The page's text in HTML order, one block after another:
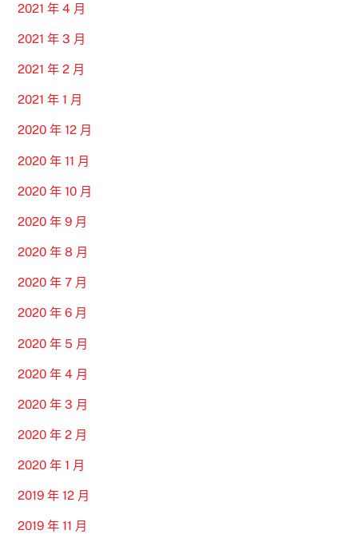
2021 年 4 月
2021 年 3 月
2021 年 2 月
2021 年 1 月
2020 年 12 月
2020 年 11 月
2020 年 10 月
2020 年 9 月
2020 年 8 月
2020 年 7 月
2020 年 6 月
2020 年 5 月
2020 年 4 月
2020 年 3 月
2020 年 2 月
2020 年 1 月
2019 年 12 月
2019 年 11 月